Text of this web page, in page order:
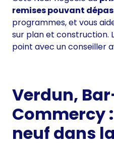
remises pouvant
programmes, et vous
sur plan et construction.
point avec un conseiller
Verdun,
Commercy
neuf dans